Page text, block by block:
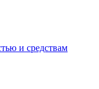
и средствам